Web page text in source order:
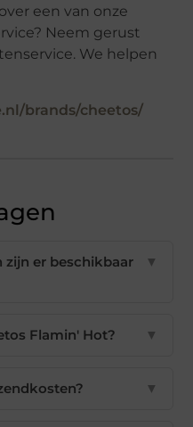
een van onze
Neem gerust
We helpen
brands/cheetos/
zijn er beschikbaar
▼
Flamin' Hot? ▼
▼